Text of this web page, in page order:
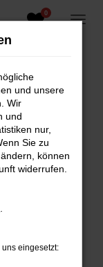
0
DIE
und unsere
Wir
und
nur,
Sie zu
können
widerrufen.
eingesetzt: